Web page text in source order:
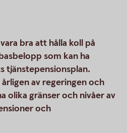
bra att hålla koll på
som kan ha
tjänstepensionsplan.
av regeringen och
olika gränser och nivåer av
och